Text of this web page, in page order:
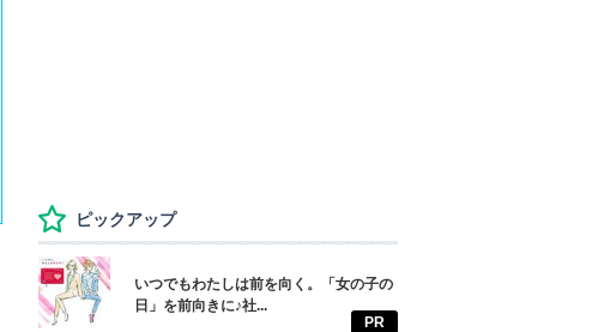
ピックアップ
いつでもわたしは前を向く。「女の子の
日」を前向きに♪社...
PR